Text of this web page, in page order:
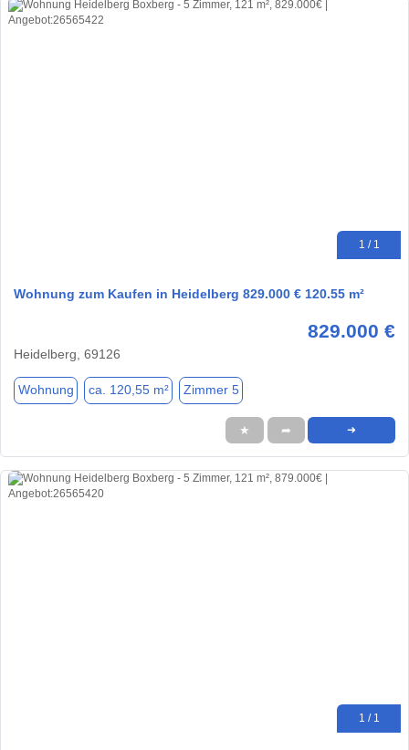
1 / 1
Wohnung zum Kaufen in Heidelberg 829.000 € 120.55 m²
829.000 €
Heidelberg, 69126
Wohnung ca. 120,55 m² Zimmer 5
★ ➦ ➜
1 / 1